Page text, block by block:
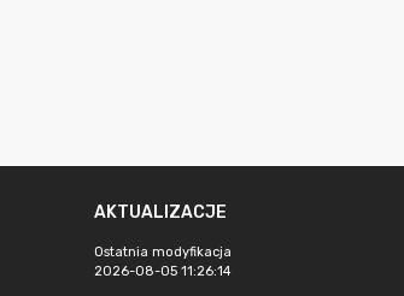
AKTUALIZACJE
Ostatnia modyfikacja
2026-08-05 11:26:14